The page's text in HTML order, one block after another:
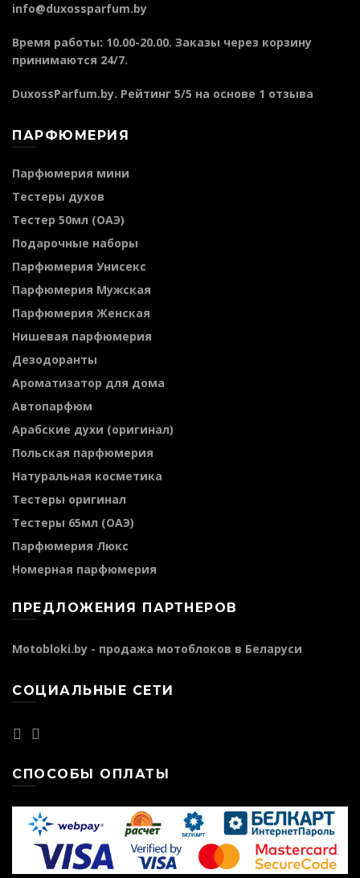
info@duxossparfum.by
Время работы: 10.00-20.00. Заказы через корзину
принимаются 24/7.
DuxossParfum.by. Рейтинг 5/5 на основе 1 отзыва
ПАРФЮМЕРИЯ
Парфюмерия мини
Тестеры духов
Тестер 50мл (ОАЭ)
Подарочные наборы
Парфюмерия Унисекс
Парфюмерия Мужская
Парфюмерия Женская
Нишевая парфюмерия
Дезодоранты
Ароматизатор для дома
Автопарфюм
Арабские духи (оригинал)
Польская парфюмерия
Натуральная косметика
Тестеры оригинал
Тестеры 65мл (ОАЭ)
Парфюмерия Люкс
Номерная парфюмерия
ПРЕДЛОЖЕНИЯ ПАРТНЕРОВ
Motobloki.by - продажа мотоблоков в Беларуси
СОЦИАЛЬНЫЕ СЕТИ
СПОСОБЫ ОПЛАТЫ